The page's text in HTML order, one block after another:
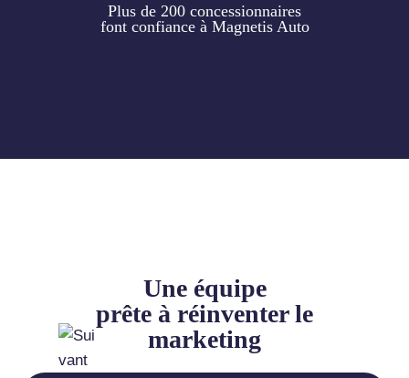
Plus de 200 concessionnaires
font confiance à Magnetis Auto
Une équipe
prête à réinventer le
marketing